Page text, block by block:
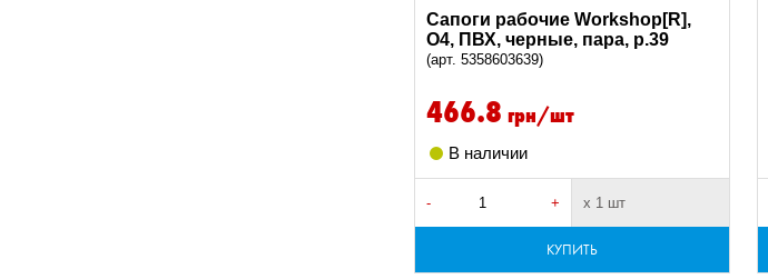
Сапоги рабочие Workshop[R],
O4, ПВХ, черные, пара, р.39
(арт. 5358603639)
466.8 грн/шт
В наличии
- + х 1 шт
КУПИТЬ